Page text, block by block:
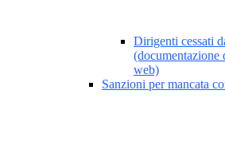
Dirigenti cessati
(documentazione
web)
Sanzioni per mancata